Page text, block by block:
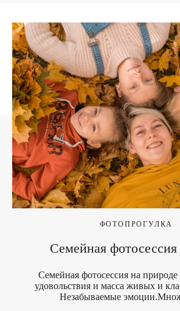
ФОТОПРОГУЛКА
Семейная фотосессия
Семейная фотосессия на
удовольствия и масса живых и
Незабываемые